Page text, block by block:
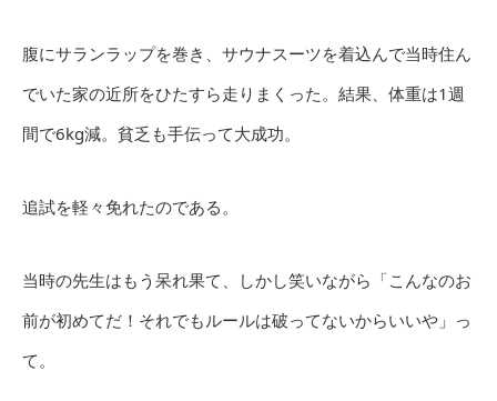
腹にサランラップを巻き、サウナスーツを着込んで当時住ん
でいた家の近所をひたすら走りまくった。結果、体重は1週
間で6kg減。貧乏も手伝って大成功。
追試を軽々免れたのである。
当時の先生はもう呆れ果て、しかし笑いながら「こんなのお
前が初めてだ！それでもルールは破ってないからいいや」っ
て。